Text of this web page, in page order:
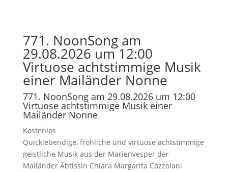
771. NoonSong am
29.08.2026 um 12:00
Virtuose achtstimmige Musik
einer Mailänder Nonne
771. NoonSong am 29.08.2026 um 12:00
Virtuose achtstimmige Musik einer
Mailänder Nonne
Kostenlos
Quicklebendige, fröhliche und virtuose achtstimmige
geistliche Musik aus der Marienvesper der
Mailänder Äbtissin Chiara Margarita Cozzolani